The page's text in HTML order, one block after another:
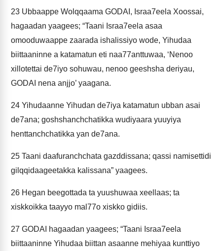
23 Ubbaappe Wolqqaama GODAI, Israa7eela Xoossai,
hagaadan yaagees; “Taani Israa7eela asaa
omooduwaappe zaarada ishalissiyo wode, Yihudaa
biittaaninne a katamatun eti naa77anttuwaa, ‘Nenoo
xillotettai de7iyo sohuwau, nenoo geeshsha deriyau,
GODAI nena anjjo’ yaagana.
24 Yihudaanne Yihudan de7iya katamatun ubban asai
de7ana; goshshanchchatikka wudiyaara yuuyiya
henttanchchatikka yan de7ana.
25 Taani daafuranchchata gazddissana; qassi namisettidi
gilqqidaageetakka kalissana” yaagees.
26 Hegan beegottada ta yuushuwaa xeellaas; ta
xiskkoikka taayyo mal77o xiskko gidiis.
27 GODAI hagaadan yaagees; “Taani Israa7eela
biittaaninne Yihudaa biittan asaanne mehiyaa kunttiyo